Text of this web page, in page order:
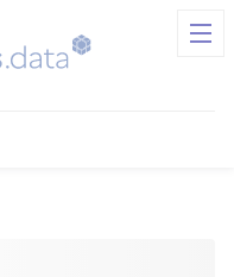
publiques (SFIP) |